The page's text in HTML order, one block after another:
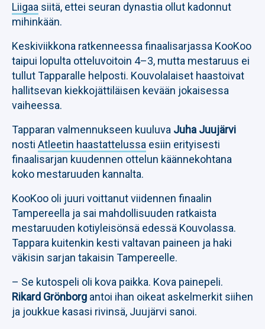
Liigaa siitä, ettei seuran dynastia ollut kadonnut
mihinkään.
Keskiviikkona ratkenneessa finaalisarjassa KooKoo
taipui lopulta otteluvoitoin 4–3, mutta mestaruus ei
tullut Tapparalle helposti. Kouvolalaiset haastoivat
hallitsevan kiekkojättiläisen kevään jokaisessa
vaiheessa.
Tapparan valmennukseen kuuluva Juha Juujärvi
nosti Atleetin haastattelussa esiin erityisesti
finaalisarjan kuudennen ottelun käännekohtana
koko mestaruuden kannalta.
KooKoo oli juuri voittanut viidennen finaalin
Tampereella ja sai mahdollisuuden ratkaista
mestaruuden kotiyleisönsä edessä Kouvolassa.
Tappara kuitenkin kesti valtavan paineen ja haki
väkisin sarjan takaisin Tampereelle.
– Se kutospeli oli kova paikka. Kova painepeli.
Rikard Grönborg antoi ihan oikeat askelmerkit siihen
ja joukkue kasasi rivinsä, Juujärvi sanoi.